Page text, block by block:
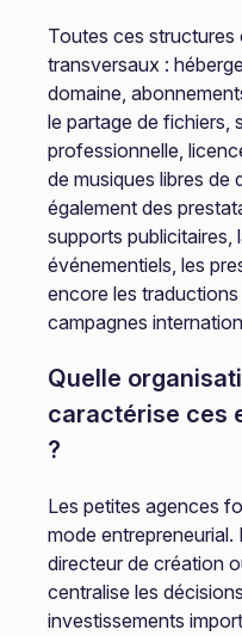
Toutes ces
transversaux :
domaine,
le partage de fichiers,
professionnelle,
de musiques libres de
également des
supports publicitaires,
événementiels, les
encore les
campagnes
Quelle
caractérise ces
?
Les petites agences
mode
directeur de création
centralise les
investissements